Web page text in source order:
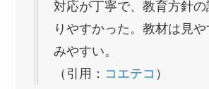
対応が丁寧で、教育方針
りやすかった。教材は見
みやすい。
（引用： コエテコ ）